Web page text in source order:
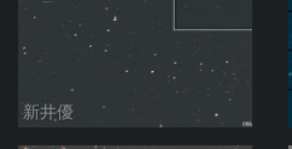
新井優